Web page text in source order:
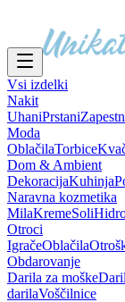
Vsi izdelki
Nakit
UhaniPrstani
Moda
OblačilaTorbice
Dom & Ambient
DekoracijaKuhinja
Naravna kozmetika
MilaKremeSoli
Otroci
IgračeOblačila
Obdarovanje
Darila za moške
darilaVoščilnice